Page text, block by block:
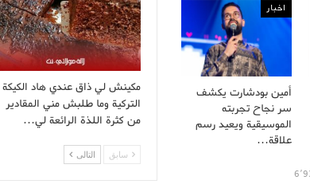
مكينش لي ذاق عندي هاد الكيكة
التركية وما طلبش مني المقادير
من كثرة اللذة الرائعة لي…
سابق التالى
اخبار
أمين بودشارت يكشف
سر نجاح تجربته
الموسيقية ويعيد رسم
علاقة…